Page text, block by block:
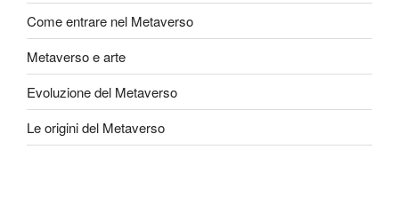
Come entrare nel Metaverso
Metaverso e arte
Evoluzione del Metaverso
Le origini del Metaverso